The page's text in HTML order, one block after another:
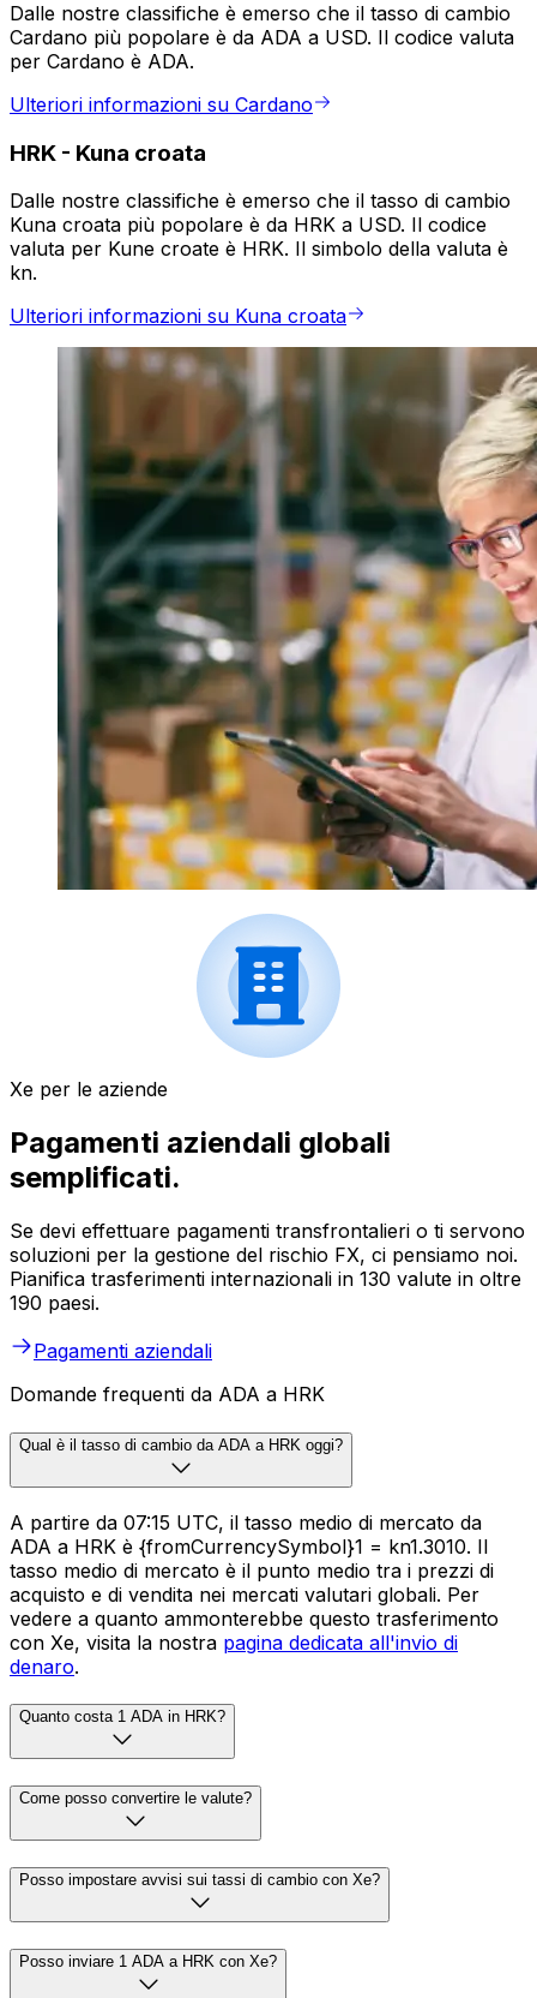
Dalle nostre classifiche è emerso che il tasso di cambio
Cardano più popolare è da ADA a USD. Il codice valuta
per Cardano è ADA.
Ulteriori informazioni su Cardano
HRK - Kuna croata
Dalle nostre classifiche è emerso che il tasso di cambio
Kuna croata più popolare è da HRK a USD. Il codice
valuta per Kune croate è HRK. Il simbolo della valuta è
kn.
Ulteriori informazioni su Kuna croata
Xe per le aziende
Pagamenti aziendali globali
semplificati.
Se devi effettuare pagamenti transfrontalieri o ti servono
soluzioni per la gestione del rischio FX, ci pensiamo noi.
Pianifica trasferimenti internazionali in 130 valute in oltre
190 paesi.
Pagamenti aziendali
Domande frequenti da ADA a HRK
Qual è il tasso di cambio da ADA a HRK oggi?
A partire da 07:15 UTC, il tasso medio di mercato da
ADA a HRK è {fromCurrencySymbol}1 = kn1.3010. Il
tasso medio di mercato è il punto medio tra i prezzi di
acquisto e di vendita nei mercati valutari globali. Per
vedere a quanto ammonterebbe questo trasferimento
con Xe, visita la nostra pagina dedicata all'invio di
denaro.
Quanto costa 1 ADA in HRK?
Come posso convertire le valute?
Posso impostare avvisi sui tassi di cambio con Xe?
Posso inviare 1 ADA a HRK con Xe?